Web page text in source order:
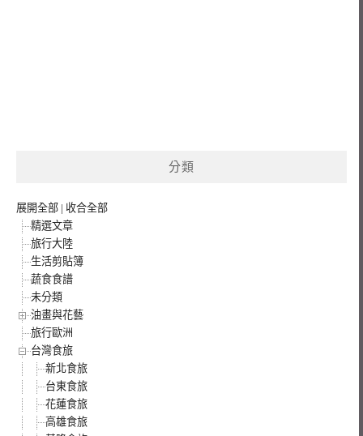
分類
展開全部 | 收合全部
精選文章
旅行大陸
生活剪貼簿
蔬食食譜
未分類
油畫與花藝
旅行歐洲
台灣食旅
新北食旅
台東食旅
花蓮食旅
高雄食旅